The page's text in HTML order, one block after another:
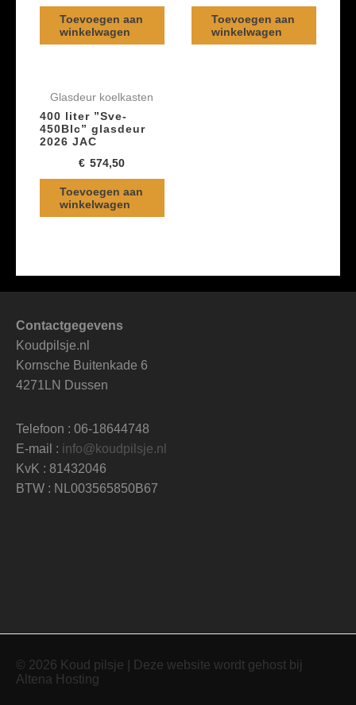
Toevoegen aan
winkelwagen
Toevoegen aan
winkelwagen
Glasdeur koelkasten
400 liter ”Sve-
450Blc” glasdeur
2026 JAC
€ 574,50
Toevoegen aan
winkelwagen
Contactgegevens
Koudpilsje.nl
Kornsche Buitenkade 6
4271LN Dussen
Telefoon : 06-18644748
E-mail : info@koudpilsje.nl
KvK : 81432046
BTW : NL003565850B67
© 2026 Koud pilsje | Deze website wordt gehost bij
Altena Hosting